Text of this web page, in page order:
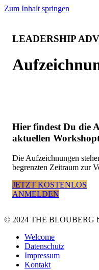
Zum Inhalt springen
LEADERSHIP
Hier findest Du die
aktuellen
Die Aufzeichnungen
begrenzten Zeitraum zur
JETZT KOSTENLOS
ANMELDEN
© 2024 THE BLOUBERG
Welcome
Datenschutz
Impressum
Kontakt